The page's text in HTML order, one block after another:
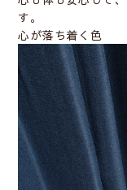
す。
心が落ち着く色